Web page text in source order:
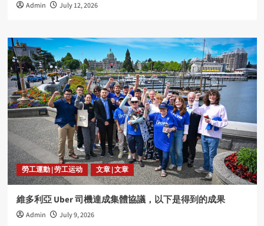
Admin July 12, 2026
勞工運動 | 劳工运动 文章 | 文章
維多利亞 Uber 司機達成集體協議，以下是得到的成果
Admin July 9, 2026